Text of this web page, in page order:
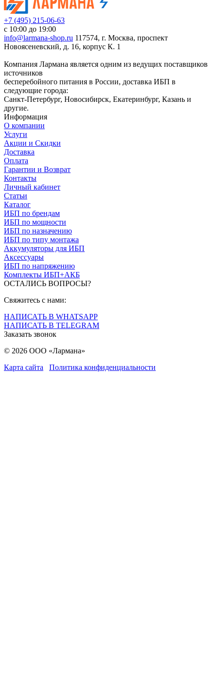
+7 (495) 215-06-63
с 10:00 до 19:00
info@larmana-shop.ru 117574, г. Москва, проспект
Новоясеневский, д. 16, корпус К. 1
Компания Лармана является одним из ведущих поставщиков
источников
бесперебойного питания в России, доставка ИБП в
следующие города:
Санкт-Петербург, Новосибирск, Екатеринбург, Казань и
другие.
Информация
О компании
Услуги
Акции и Скидки
Доставка
Оплата
Гарантии и Возврат
Контакты
Личный кабинет
Статьи
Каталог
ИБП по брендам
ИБП по мощности
ИБП по назначению
ИБП по типу монтажа
Аккумуляторы для ИБП
Аксессуары
ИБП по напряжению
Комплекты ИБП+АКБ
ОСТАЛИСЬ ВОПРОСЫ?
Свяжитесь с нами:
НАПИСАТЬ В WHATSAPP
НАПИСАТЬ В TELEGRAM
Заказать звонок
© 2026 ООО «Лармана»
Карта сайта
Политика конфиденциальности